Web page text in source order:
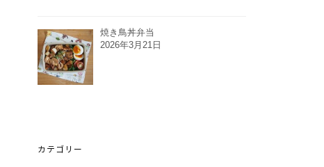
焼き鳥丼弁当
2026年3月21日
カテゴリー